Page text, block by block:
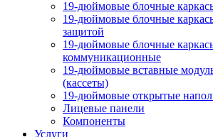
19-дюймовые блочные
19-дюймовые блочные
защитой
19-дюймовые блочные
коммуникационные
19-дюймовые вставные
(кассеты)
19-дюймовые открытые
Лицевые панели
Компоненты
Услуги